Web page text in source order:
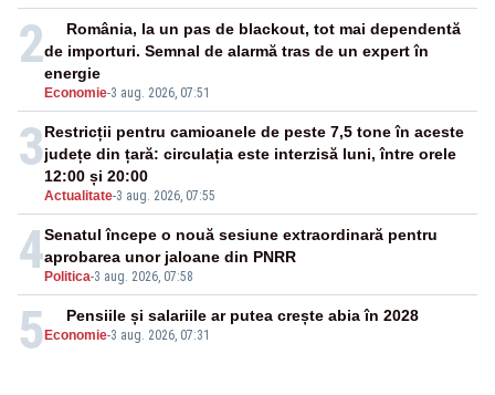
2
Economie-3 aug. 2026, 07:51
România, la un pas de blackout, tot mai dependentă
de importuri. Semnal de alarmă tras de un expert în
energie
3
Actualitate-3 aug. 2026, 07:55
Restricții pentru camioanele de peste 7,5 tone în aceste
județe din țară: circulația este interzisă luni, între orele
12:00 și 20:00
4 Politica-3 aug. 2026, 07:58
Senatul începe o nouă sesiune extraordinară pentru
aprobarea unor jaloane din PNRR
5 Economie-3 aug. 2026, 07:31
Pensiile și salariile ar putea crește abia în 2028